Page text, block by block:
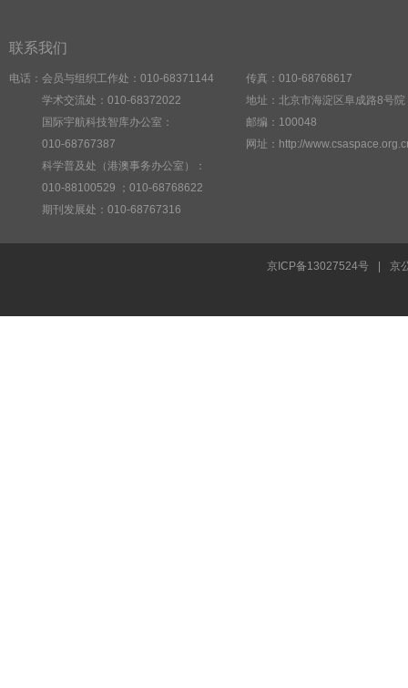
联系我们
电话：会员与组织工作处：010-68371144
学术交流处：010-68372022
国际宇航科技智库办公室：
010-68767387
科学普及处（港澳事务办公室）：
010-88100529 ；010-68768622
期刊发展处：010-68767316
传真：010-68768617
地址：北京市海淀区阜成路8号院
邮编：100048
网址：http://
京ICP备13027524号 京